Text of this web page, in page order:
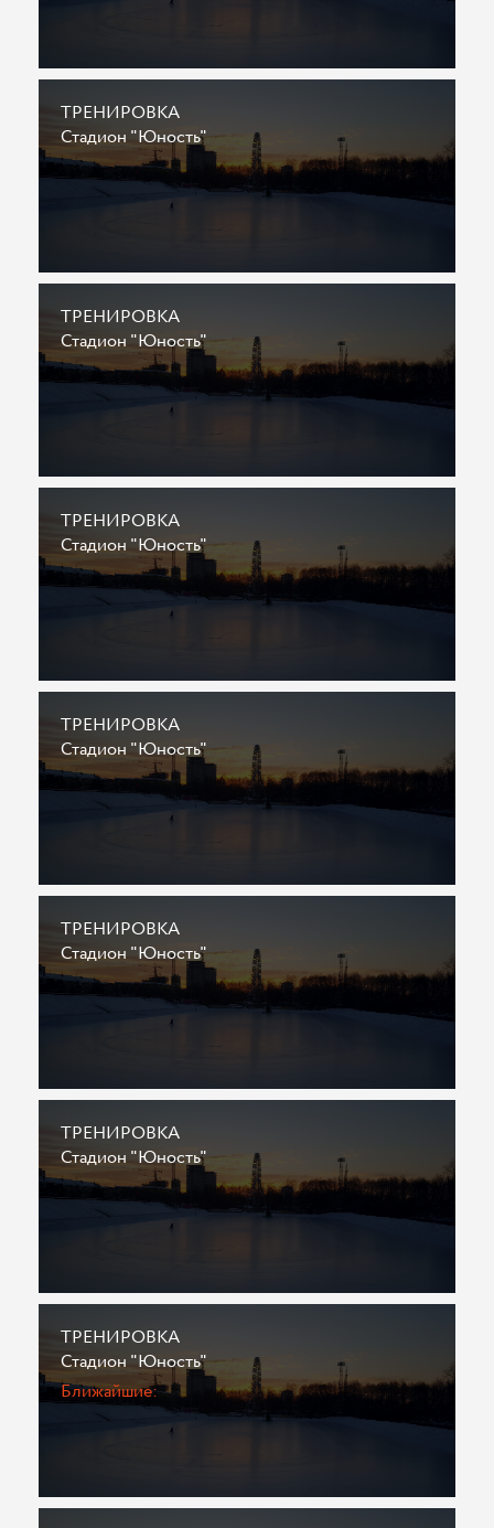
ТРЕНИРОВКА
Стадион "Юность"
ТРЕНИРОВКА
Стадион "Юность"
ТРЕНИРОВКА
Стадион "Юность"
ТРЕНИРОВКА
Стадион "Юность"
ТРЕНИРОВКА
Стадион "Юность"
ТРЕНИРОВКА
Стадион "Юность"
ТРЕНИРОВКА
Стадион "Юность"
Ближайшие: